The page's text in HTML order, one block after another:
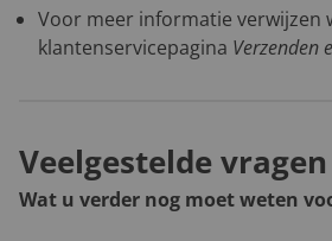
Voor meer informatie verwijzen
klantenservicepagina Verzenden
Veelgestelde vragen
Wat u verder nog moet weten